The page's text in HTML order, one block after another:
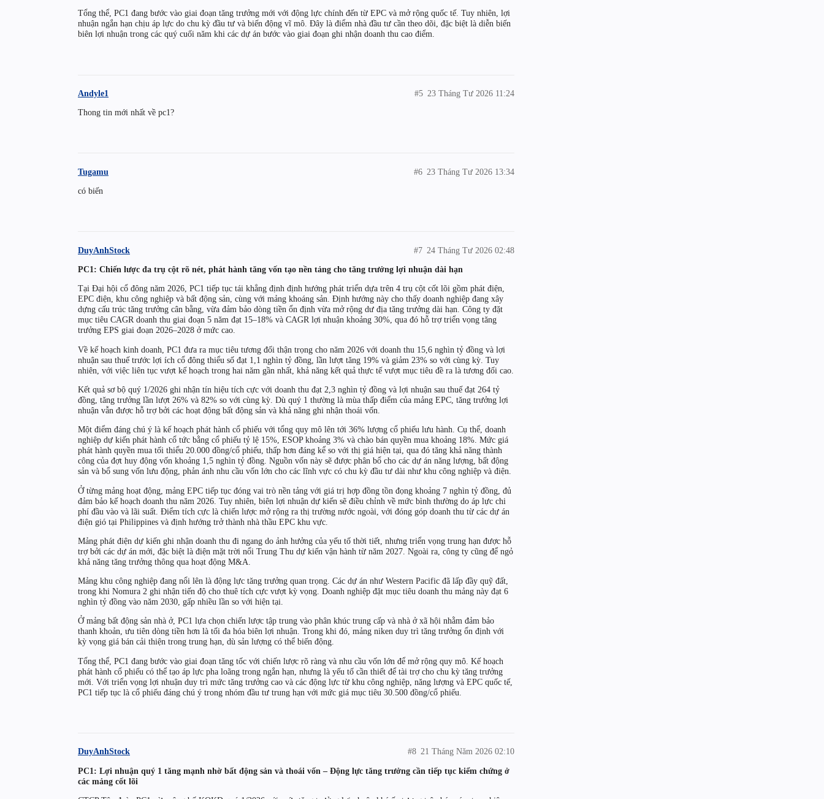
Tổng thể, PC1 đang bước vào giai đoạn tăng trưởng mới với động lực chính đến từ EPC và mở rộng quốc tế. Tuy nhiên, lợi
nhuận ngắn hạn chịu áp lực do chu kỳ đầu tư và biến động vĩ mô. Đây là điểm nhà đầu tư cần theo dõi, đặc biệt là diễn biến
biên lợi nhuận trong các quý cuối năm khi các dự án bước vào giai đoạn ghi nhận doanh thu cao điểm.
Andyle1 23 Tháng Tư 2026 11:24
#5
Thong tin mới nhất về pc1?
Tugamu 23 Tháng Tư 2026 13:34
#6
có biến
DuyAnhStock 24 Tháng Tư 2026 02:48
#7
PC1: Chiến lược đa trụ cột rõ nét, phát hành tăng vốn tạo nền tảng cho tăng trưởng lợi nhuận dài hạn
Tại Đại hội cổ đông năm 2026, PC1 tiếp tục tái khẳng định định hướng phát triển dựa trên 4 trụ cột cốt lõi gồm phát điện,
EPC điện, khu công nghiệp và bất động sản, cùng với mảng khoáng sản. Định hướng này cho thấy doanh nghiệp đang xây
dựng cấu trúc tăng trưởng cân bằng, vừa đảm bảo dòng tiền ổn định vừa mở rộng dư địa tăng trưởng dài hạn. Công ty đặt
mục tiêu CAGR doanh thu giai đoạn 5 năm đạt 15–18% và CAGR lợi nhuận khoảng 30%, qua đó hỗ trợ triển vọng tăng
trưởng EPS giai đoạn 2026–2028 ở mức cao.
Về kế hoạch kinh doanh, PC1 đưa ra mục tiêu tương đối thận trọng cho năm 2026 với doanh thu 15,6 nghìn tỷ đồng và lợi
nhuận sau thuế trước lợi ích cổ đông thiểu số đạt 1,1 nghìn tỷ đồng, lần lượt tăng 19% và giảm 23% so với cùng kỳ. Tuy
nhiên, với việc liên tục vượt kế hoạch trong hai năm gần nhất, khả năng kết quả thực tế vượt mục tiêu đề ra là tương đối cao.
Kết quả sơ bộ quý 1/2026 ghi nhận tín hiệu tích cực với doanh thu đạt 2,3 nghìn tỷ đồng và lợi nhuận sau thuế đạt 264 tỷ
đồng, tăng trưởng lần lượt 26% và 82% so với cùng kỳ. Dù quý 1 thường là mùa thấp điểm của mảng EPC, tăng trưởng lợi
nhuận vẫn được hỗ trợ bởi các hoạt động bất động sản và khả năng ghi nhận thoái vốn.
Một điểm đáng chú ý là kế hoạch phát hành cổ phiếu với tổng quy mô lên tới 36% lượng cổ phiếu lưu hành. Cụ thể, doanh
nghiệp dự kiến phát hành cổ tức bằng cổ phiếu tỷ lệ 15%, ESOP khoảng 3% và chào bán quyền mua khoảng 18%. Mức giá
phát hành quyền mua tối thiểu 20.000 đồng/cổ phiếu, thấp hơn đáng kể so với thị giá hiện tại, qua đó tăng khả năng thành
công của đợt huy động vốn khoảng 1,5 nghìn tỷ đồng. Nguồn vốn này sẽ được phân bổ cho các dự án năng lượng, bất động
sản và bổ sung vốn lưu động, phản ánh nhu cầu vốn lớn cho các lĩnh vực có chu kỳ đầu tư dài như khu công nghiệp và điện.
Ở từng mảng hoạt động, mảng EPC tiếp tục đóng vai trò nền tảng với giá trị hợp đồng tồn đọng khoảng 7 nghìn tỷ đồng, đủ
đảm bảo kế hoạch doanh thu năm 2026. Tuy nhiên, biên lợi nhuận dự kiến sẽ điều chỉnh về mức bình thường do áp lực chi
phí đầu vào và lãi suất. Điểm tích cực là chiến lược mở rộng ra thị trường nước ngoài, với đóng góp doanh thu từ các dự án
điện gió tại Philippines và định hướng trở thành nhà thầu EPC khu vực.
Mảng phát điện dự kiến ghi nhận doanh thu đi ngang do ảnh hưởng của yếu tố thời tiết, nhưng triển vọng trung hạn được hỗ
trợ bởi các dự án mới, đặc biệt là điện mặt trời nổi Trung Thu dự kiến vận hành từ năm 2027. Ngoài ra, công ty cũng để ngỏ
khả năng tăng trưởng thông qua hoạt động M&A.
Mảng khu công nghiệp đang nổi lên là động lực tăng trưởng quan trọng. Các dự án như Western Pacific đã lấp đầy quỹ đất,
trong khi Nomura 2 ghi nhận tiến độ cho thuê tích cực vượt kỳ vọng. Doanh nghiệp đặt mục tiêu doanh thu mảng này đạt 6
nghìn tỷ đồng vào năm 2030, gấp nhiều lần so với hiện tại.
Ở mảng bất động sản nhà ở, PC1 lựa chọn chiến lược tập trung vào phân khúc trung cấp và nhà ở xã hội nhằm đảm bảo
thanh khoản, ưu tiên dòng tiền hơn là tối đa hóa biên lợi nhuận. Trong khi đó, mảng niken duy trì tăng trưởng ổn định với
kỳ vọng giá bán cải thiện trong trung hạn, dù sản lượng có thể biến động.
Tổng thể, PC1 đang bước vào giai đoạn tăng tốc với chiến lược rõ ràng và nhu cầu vốn lớn để mở rộng quy mô. Kế hoạch
phát hành cổ phiếu có thể tạo áp lực pha loãng trong ngắn hạn, nhưng là yếu tố cần thiết để tài trợ cho chu kỳ tăng trưởng
mới. Với triển vọng lợi nhuận duy trì mức tăng trưởng cao và các động lực từ khu công nghiệp, năng lượng và EPC quốc tế,
PC1 tiếp tục là cổ phiếu đáng chú ý trong nhóm đầu tư trung hạn với mức giá mục tiêu 30.500 đồng/cổ phiếu.
DuyAnhStock 21 Tháng Năm 2026 02:10
#8
PC1: Lợi nhuận quý 1 tăng mạnh nhờ bất động sản và thoái vốn – Động lực tăng trưởng cần tiếp tục kiểm chứng ở
các mảng cốt lõi